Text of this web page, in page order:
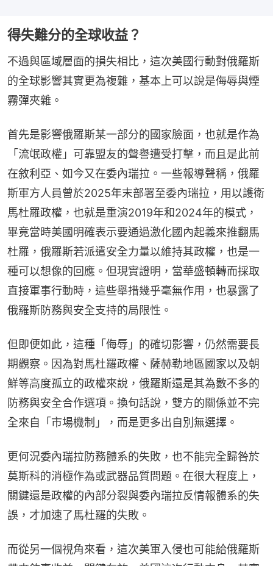
得失難分的全球收益？
不過與區域層面的損失相比，這次美國行動對俄羅斯
的全球影響其實更為複雜，基本上可以說是侮辱與煙
霧彈夾雜。
首先是影響俄羅斯某一部分的國家臉面，也就是作為
「流氓政權」可靠盟友的聲譽遭受打擊，而且是此前
在敘利亞、如今又在委內瑞拉。一些報導聲稱，俄羅
斯軍方人員曾於2025年末部署至委內瑞拉，用以護衛
馬杜羅政權，也就是重演2019年和2024年的模式，
畢竟當時美國明確表示要通過激化國內起義來推翻馬
杜羅，俄羅斯若派遣安全力量以維持其政權，也是一
種可以想像的回應。但現實證明，當華盛頓轉而採取
直接軍事行動時，這些舉措幾乎毫無作用，也暴露了
俄羅斯防務與安全支持的局限性。
但即便如此，這種「侮辱」的確切影響，仍然需要長
期觀察。因為對馬杜羅政權、薩赫勒地區國家以及朝
鮮等高度孤立的政權來說，俄羅斯還是其為數不多的
防務與安全合作選項。換句話說，雙方的關係並不完
全來自「市場機制」，而是更多出自別無選擇。
更何況委內瑞拉防務體系的失敗，也不能完全歸咎於
莫斯科的消極作為或武器品質問題。在很大程度上，
關鍵還是政權的內部分裂與委內瑞拉反情報體系的失
誤，才加速了馬杜羅的失敗。
而從另一個視角來看，這次美軍入侵也可能給俄羅斯